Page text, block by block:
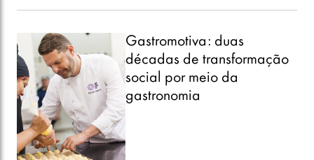
Gastromotiva: duas
décadas de transformação
social por meio da
gastronomia